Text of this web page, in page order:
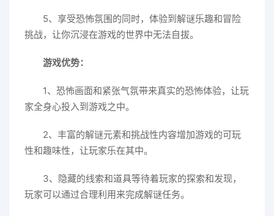
5、享受恐怖氛围的同时，体验到解谜乐趣和冒险
挑战，让你沉浸在游戏的世界中无法自拔。
游戏优势：
1、恐怖画面和紧张气氛带来真实的恐怖体验，让玩
家全身心投入到游戏之中。
2、丰富的解谜元素和挑战性内容增加游戏的可玩
性和趣味性，让玩家乐在其中。
3、隐藏的线索和道具等待着玩家的探索和发现，
玩家可以通过合理利用来完成解谜任务。